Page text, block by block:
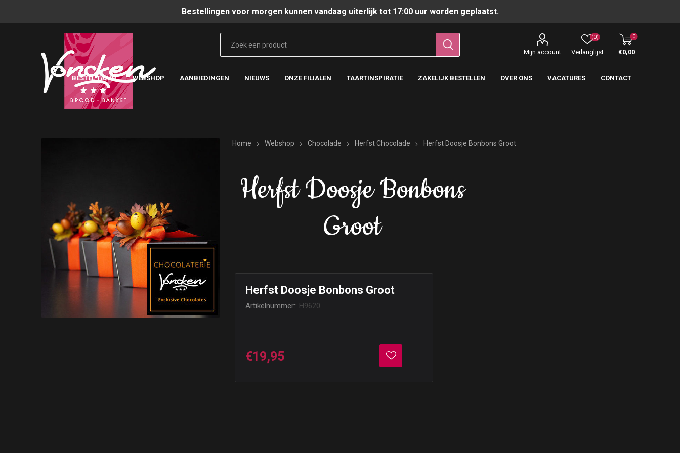
Bestellingen voor morgen kunnen vandaag uiterlijk tot 17:00 uur worden geplaatst.
Mijn account Verlanglijst
(0) 0
€0,00
BESTEL TAART WEBSHOP AANBIEDINGEN NIEUWS ONZE FILIALEN TAARTINSPIRATIE ZAKELIJK BESTELLEN OVER ONS VACATURES CONTACT
Home Webshop Chocolade Herfst Chocolade Herfst Doosje Bonbons Groot
Herfst Doosje Bonbons
Groot
Herfst Doosje Bonbons Groot
Artikelnummer:: H9620
€19,95